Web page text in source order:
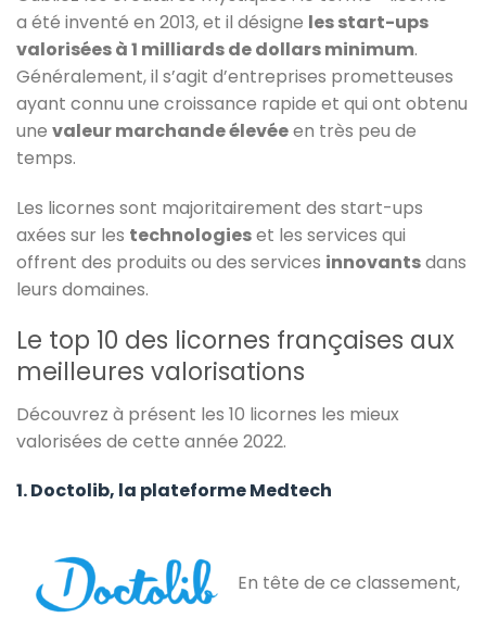
a été inventé en 2013, et il désigne les start-ups
valorisées à 1 milliards de dollars minimum.
Généralement, il s’agit d’entreprises prometteuses
ayant connu une croissance rapide et qui ont obtenu
une valeur marchande élevéeen très peu de
temps.
Les licornes sont majoritairement des start-ups
axées sur les technologieset les services qui
offrent des produits ou des services innovantsdans
leurs domaines.
Le top 10 des licornes françaises aux
meilleures valorisations
Découvrez à présent les 10 licornes les mieux
valorisées de cette année 2022.
1. Doctolib, la plateforme Medtech
En tête de ce classement,